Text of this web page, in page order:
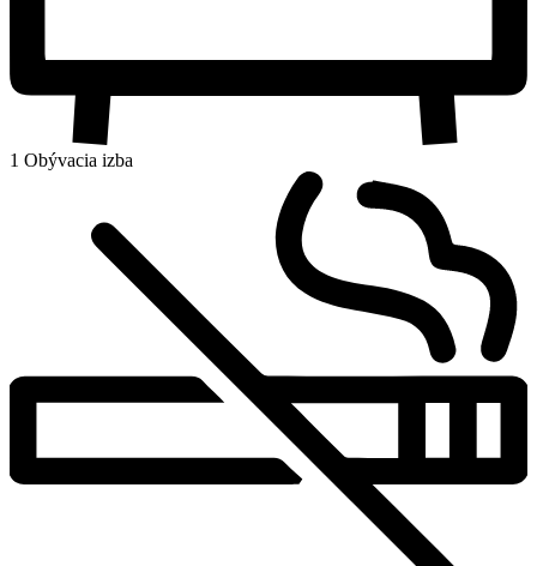
1 Obývacia izba